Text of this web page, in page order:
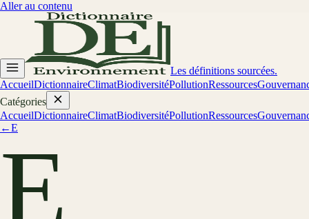
Aller au contenu
Les définitions sourcées.
AccueilDictionnaireClimatBiodiversitéPollutionRessources
Catégories
AccueilDictionnaireClimatBiodiversitéPollutionRessources
←E
E